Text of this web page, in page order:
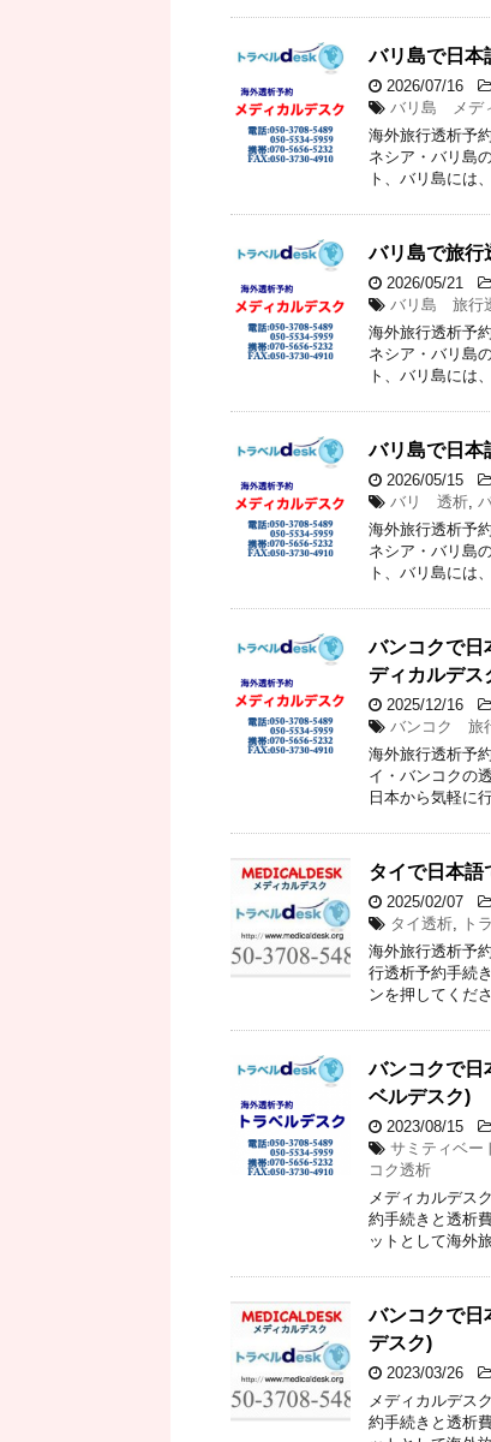
バリ島で日本
2026/07/16
バリ島 メデ
海外旅行透析予
ネシア・バリ島
ト、バリ島には
バリ島で旅行
2026/05/21
バリ島 旅行
海外旅行透析予
ネシア・バリ島
ト、バリ島には
バリ島で日本
2026/05/15
バリ 透析,
海外旅行透析予
ネシア・バリ島
ト、バリ島には
バンコクで日
ディカルデス
2025/12/16
バンコク 旅
海外旅行透析予
イ・バンコクの
日本から気軽に
タイで日本語
2025/02/07
タイ透析, ト
海外旅行透析予
行透析予約手続
ンを押してくだ
バンコクで日
ベルデスク)
2023/08/15
サミティベー
コク透析
メディカルデス
約手続きと透析
ットとして海外
バンコクで日
デスク)
2023/03/26
メディカルデス
約手続きと透析